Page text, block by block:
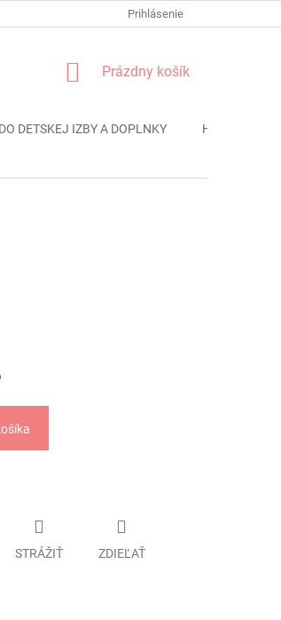
PODMIENKY OCHRANY OSOBNÝCH
Prihlásenie
NÁKUPNÝ
Prázdny košík
DETSKEJ IZBY A DOPLNKY HRAČKY
STRÁŽIŤ ZDIEĽAŤ